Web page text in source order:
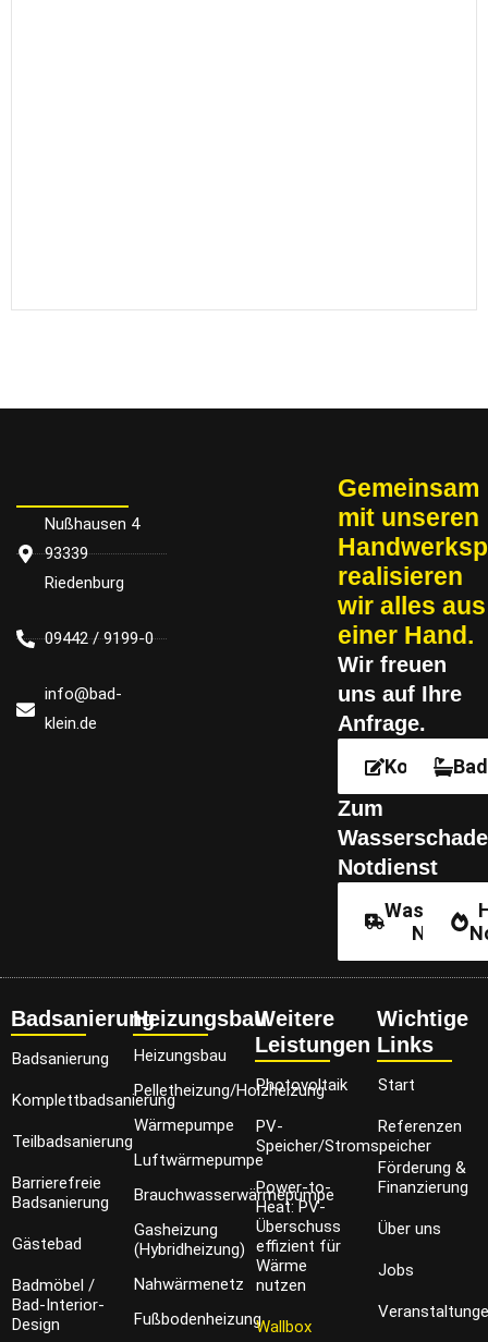
Nußhausen 4
93339
Riedenburg
09442 / 9199-0
info@bad-
klein.de
Gemeinsam
mit un­se­ren
re­a­li­sie­ren
wir alles aus
einer Hand.
Wir freu­en
uns auf Ihre
Anfrage.
Kontakt
Zum
Notdienst
Badsanierung
Badsanierung
Komplettbadsanierung
Teilbadsanierung
Barrierefreie
Badsanierung
Gästebad
Badmöbel /
Bad-Interior-
Design
Heizungsbau
Heizungsbau
Pelletheizung/Holzheizung
Wärmepumpe
Luftwärmepumpe
Brauchwasserwärmepumpe
Gasheizung
(Hybridheizung)
Nahwärmenetz
Fußbodenheizung
Weitere
Leistungen
Photovoltaik
PV-
Speicher/Stromspeicher
Power-to-
Heat: PV-
Überschuss
effizient für
Wärme
nutzen
Wallbox
Wichtige
Links
Start
Referenzen
Förderung &
Finanzierung
Über uns
Jobs